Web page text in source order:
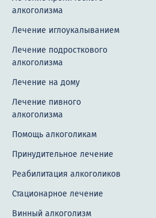
алкоголизма
Лечение иглоукалыванием
Лечение подросткового
алкоголизма
Лечение на дому
Лечение пивного
алкоголизма
Помощь алкоголикам
Принудительное лечение
Реабилитация алкоголиков
Стационарное лечение
Винный алкоголизм